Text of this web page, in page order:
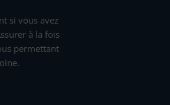
si vous avez
à la fois
permettant